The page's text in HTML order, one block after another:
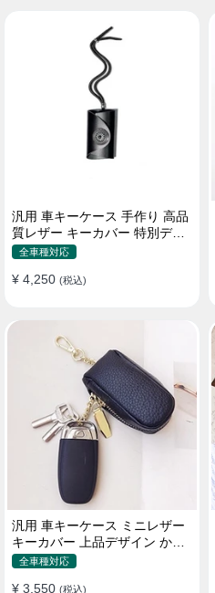
汎用 車キーケース 手作り 高品
質レザー キーカバー 特別デザ
イン 手触りいい
全車種対応
¥ 4,250 (税込)
汎用 車キーケース ミニレザー
キーカバー 上品デザイン かわ
いい マカロン色
全車種対応
¥ 3,550 (税込)